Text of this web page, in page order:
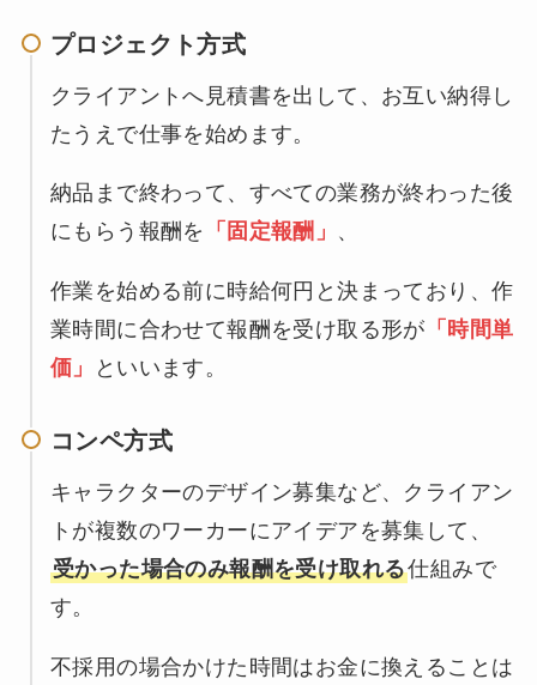
プロジェクト方式
クライアントへ見積書を出して、お互い納得し
たうえで仕事を始めます。
納品まで終わって、すべての業務が終わった後
にもらう報酬を
「固定報酬」 、
作業を始める前に時給何円と決まっており、作
業時間に合わせて報酬を受け取る形が 「時間単
価」
といいます。
コンペ方式
キャラクターのデザイン募集など、クライアン
トが複数のワーカーにアイデアを募集して、
受かった場合のみ報酬を受け取れる仕組みで
す。
不採用の場合かけた時間はお金に換えることは